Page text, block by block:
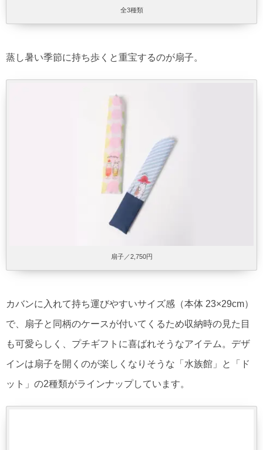
全3種類
蒸し暑い季節に持ち歩くと重宝するのが扇子。
扇子／2,750円
カバン​に入れて持ち運びやすいサイズ感（本体 23×29cm）
で、​扇子と同柄のケースが付いてくるため​収納時の見た目
も可愛らしく、プチギフトに喜ばれそうなアイテム。デザ
インは扇子を開くのが楽しくなりそうな「水族館」と「ド
ット」の2種類がラインナップしています。